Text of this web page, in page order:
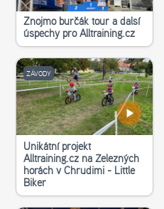
Znojmo burčák tour a další
úspěchy pro Alltraining.cz
ZÁVODY
Unikátní projekt
Alltraining.cz na Železných
horách v Chrudimi - Little
Biker